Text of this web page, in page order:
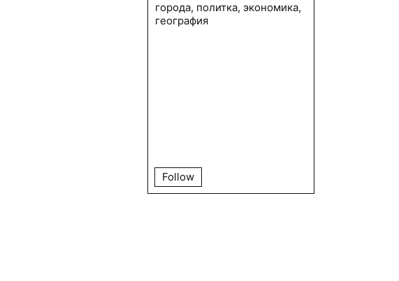
города, политка, экономика,
география
Follow